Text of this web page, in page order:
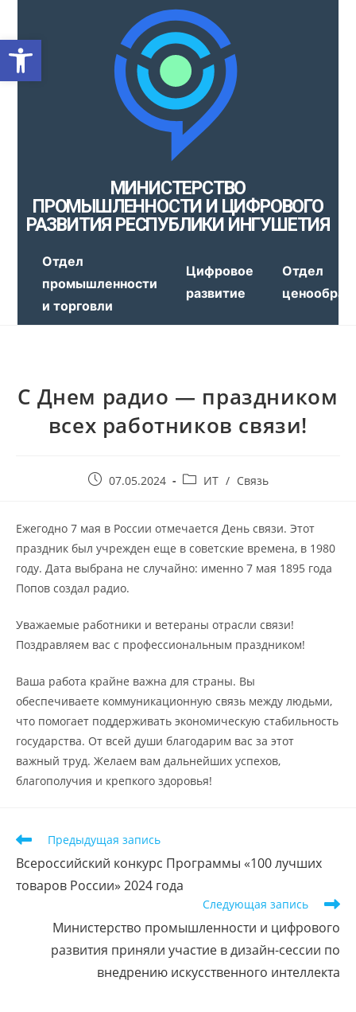
Открыть панель
МИНИСТЕРСТВО
ПРОМЫШЛЕННОСТИ И ЦИФРОВОГО
РАЗВИТИЯ РЕСПУБЛИКИ ИНГУШЕТИЯ
Отдел
промышленности
и торговли
Цифровое
развитие
Отдел
С Днем радио — праздником
всех работников связи!
07.05.2024 ИТ / Связь
Ежегодно 7 мая в России отмечается День связи. Этот
праздник был учрежден еще в советские времена, в 1980
году. Дата выбрана не случайно: именно 7 мая 1895 года
Попов создал радио.
Уважаемые работники и ветераны отрасли связи!
Поздравляем вас с профессиональным праздником!
Ваша работа крайне важна для страны. Вы
обеспечиваете коммуникационную связь между людьми,
что помогает поддерживать экономическую стабильность
государства. От всей души благодарим вас за этот
важный труд. Желаем вам дальнейших успехов,
благополучия и крепкого здоровья!
Предыдущая запись
Всероссийский конкурс Программы «100 лучших
товаров России» 2024 года
Следующая запись
Министерство промышленности и цифрового
развития приняли участие в дизайн-сессии по
внедрению искусственного интеллекта